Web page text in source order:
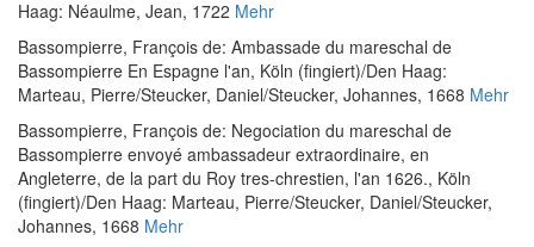
Haag: Néaulme, Jean, 1722 Mehr
Bassompierre, François de: Ambassade du mareschal de
Bassompierre En Espagne l'an, Köln (fingiert)/Den Haag:
Marteau, Pierre/Steucker, Daniel/Steucker, Johannes, 1668 Mehr
Bassompierre, François de: Negociation du mareschal de
Bassompierre envoyé ambassadeur extraordinaire, en
Angleterre, de la part du Roy tres-chrestien, l'an 1626., Köln
(fingiert)/Den Haag: Marteau, Pierre/Steucker, Daniel/Steucker,
Johannes, 1668 Mehr